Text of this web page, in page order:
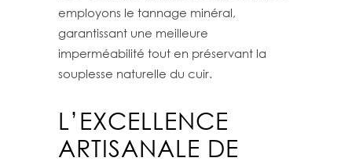
employons le tannage minéral,
garantissant une meilleure
imperméabilité tout en préservant la
souplesse naturelle du cuir.
L’EXCELLENCE
ARTISANALE DE